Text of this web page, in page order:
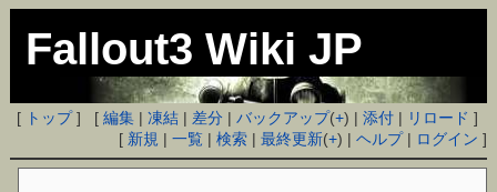
Fallout3 Wiki JP
[ トップ] [編集 |凍結 | 差分 |バックアップ(+) |添付 | リロード ]
[ 新規 |一覧 |検索 |最終更新(+) |ヘルプ| ログイン ]